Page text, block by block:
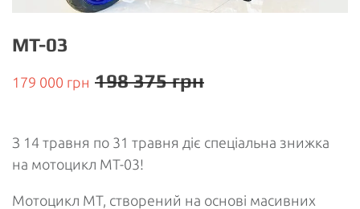
MT-03
179 000 грн 198 375 грн
З 14 травня по 31 травня діє спеціальна знижка
на мотоцикл MT-03!
Мотоцикл МТ, створений на основі масивних